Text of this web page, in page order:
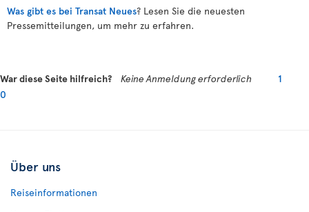
Was gibt es bei Transat Neues? Lesen Sie die neuesten
Pressemitteilungen, um mehr zu erfahren.
War diese Seite hilfreich? Keine Anmeldung erforderlich
1
0
Über uns
Reiseinformationen